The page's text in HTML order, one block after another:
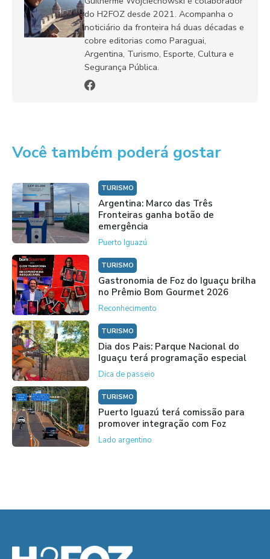
do H2FOZ desde 2021. Acompanha o
noticiário da fronteira há duas décadas e
cobre editorias como Paraguai,
Argentina, Turismo, Esporte, Cultura e
Segurança Pública.
Você também poderá gostar
TURISMO
Argentina: Marco das Três
Fronteiras ganha botão de
emergência
Puerto Iguazú
TURISMO
Gastronomia de Foz do Iguaçu brilha
no Prêmio Bom Gourmet 2026
Reconhecimento
TURISMO
Dia dos Pais: Parque Nacional do
Iguaçu terá programação especial
Dica de passeio
TURISMO
Puerto Iguazú terá comissão para
promover integração com Foz
Lado argentino